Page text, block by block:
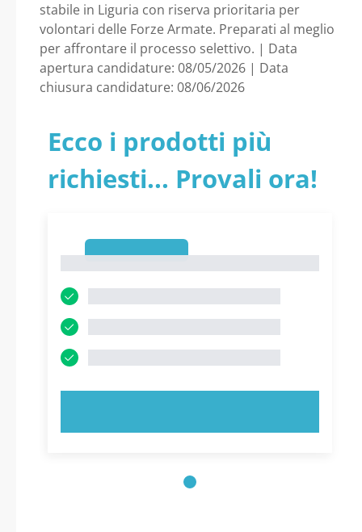
stabile in Liguria con riserva prioritaria per
volontari delle Forze Armate. Preparati al meglio
per affrontare il processo selettivo. | Data
apertura candidature: 08/05/2026 | Data
chiusura candidature: 08/06/2026
Ecco i prodotti più
richiesti... Provali ora!